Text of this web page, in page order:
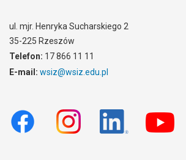
ul. mjr. Henryka Sucharskiego 2
35-225 Rzeszów
Telefon: 17 866 11 11
E-mail: wsiz@wsiz.edu.pl